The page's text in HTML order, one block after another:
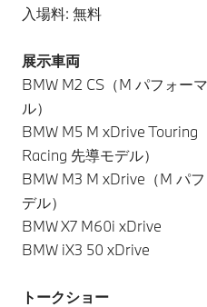
入場料: 無料
展示車両
BMW M2 CS（M パフォー
ル）
BMW M5 M xDrive Touring
Racing 先導モデル）
BMW M3 M xDrive（M パ
デル）
BMW X7 M60i xDrive
BMW iX3 50 xDrive
トークショー